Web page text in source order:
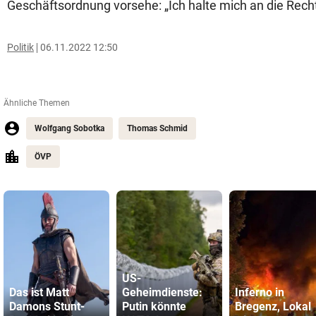
Geschäftsordnung vorsehe: „Ich halte mich an die
Politik 06.11.2022 12:50
Ähnliche Themen
Wolfgang Sobotka Thomas Schmid
ÖVP
Das ist Matt
Damons Stunt-
US-
Geheimdienste:
Putin könnte
Inferno in
Bregenz, Lokal